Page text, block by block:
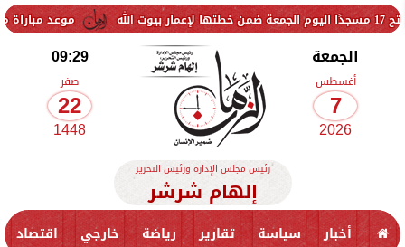
موعد مباراة مصر وإسبانيا
الجمعة
أغسطس
7
2026
09:29
صفر
22
1448
رئيس مجلس الإدارة ورئيس التحرير
إلهام شرشر
أخبار سياسة تقارير رياضة خارجي اقتصاد